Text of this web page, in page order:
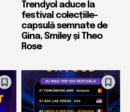
Trendyol aduce la
festival colecțiile-
capsulă semnate de
Gina, Smiley și Theo
Rose